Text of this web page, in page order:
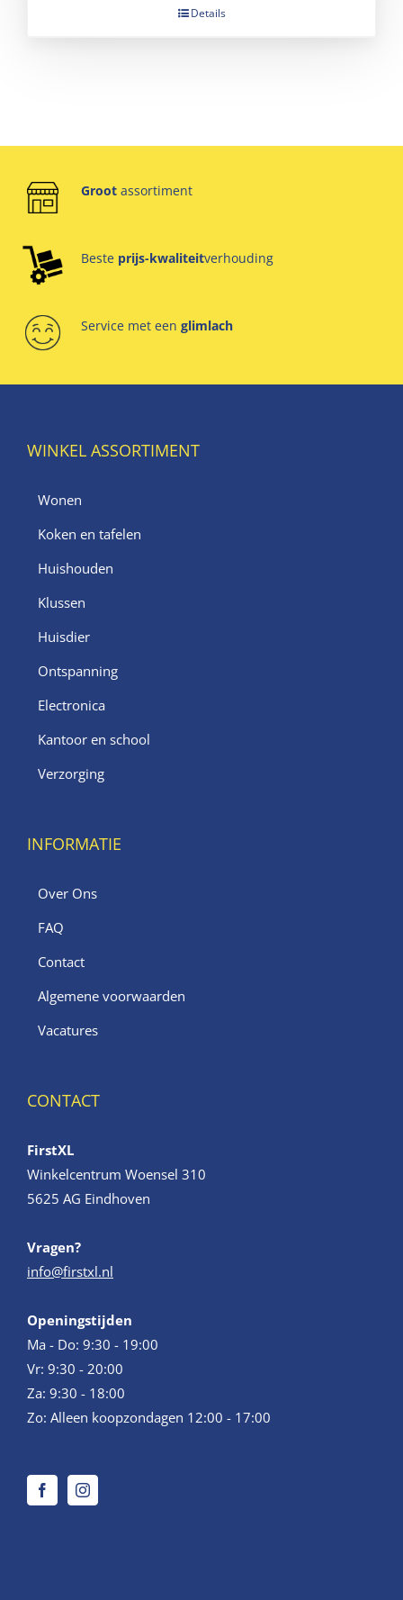
Details
Groot assortiment
Beste prijs-kwaliteitverhouding
Service met een glimlach
WINKEL ASSORTIMENT
Wonen
Koken en tafelen
Huishouden
Klussen
Huisdier
Ontspanning
Electronica
Kantoor en school
Verzorging
INFORMATIE
Over Ons
FAQ
Contact
Algemene voorwaarden
Vacatures
CONTACT
FirstXL
Winkelcentrum Woensel 310
5625 AG Eindhoven
Vragen?
info@firstxl.nl
Openingstijden
Ma - Do: 9:30 - 19:00
Vr: 9:30 - 20:00
Za: 9:30 - 18:00
Zo: Alleen koopzondagen 12:00 - 17:00